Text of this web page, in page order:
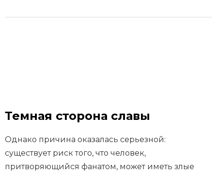
Темная сторона славы
Однако причина оказалась серьезной:
существует риск того, что человек,
притворяющийся фанатом, может иметь злые